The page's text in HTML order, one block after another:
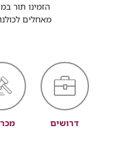
הזמינו תור
מאחלים
דרושים